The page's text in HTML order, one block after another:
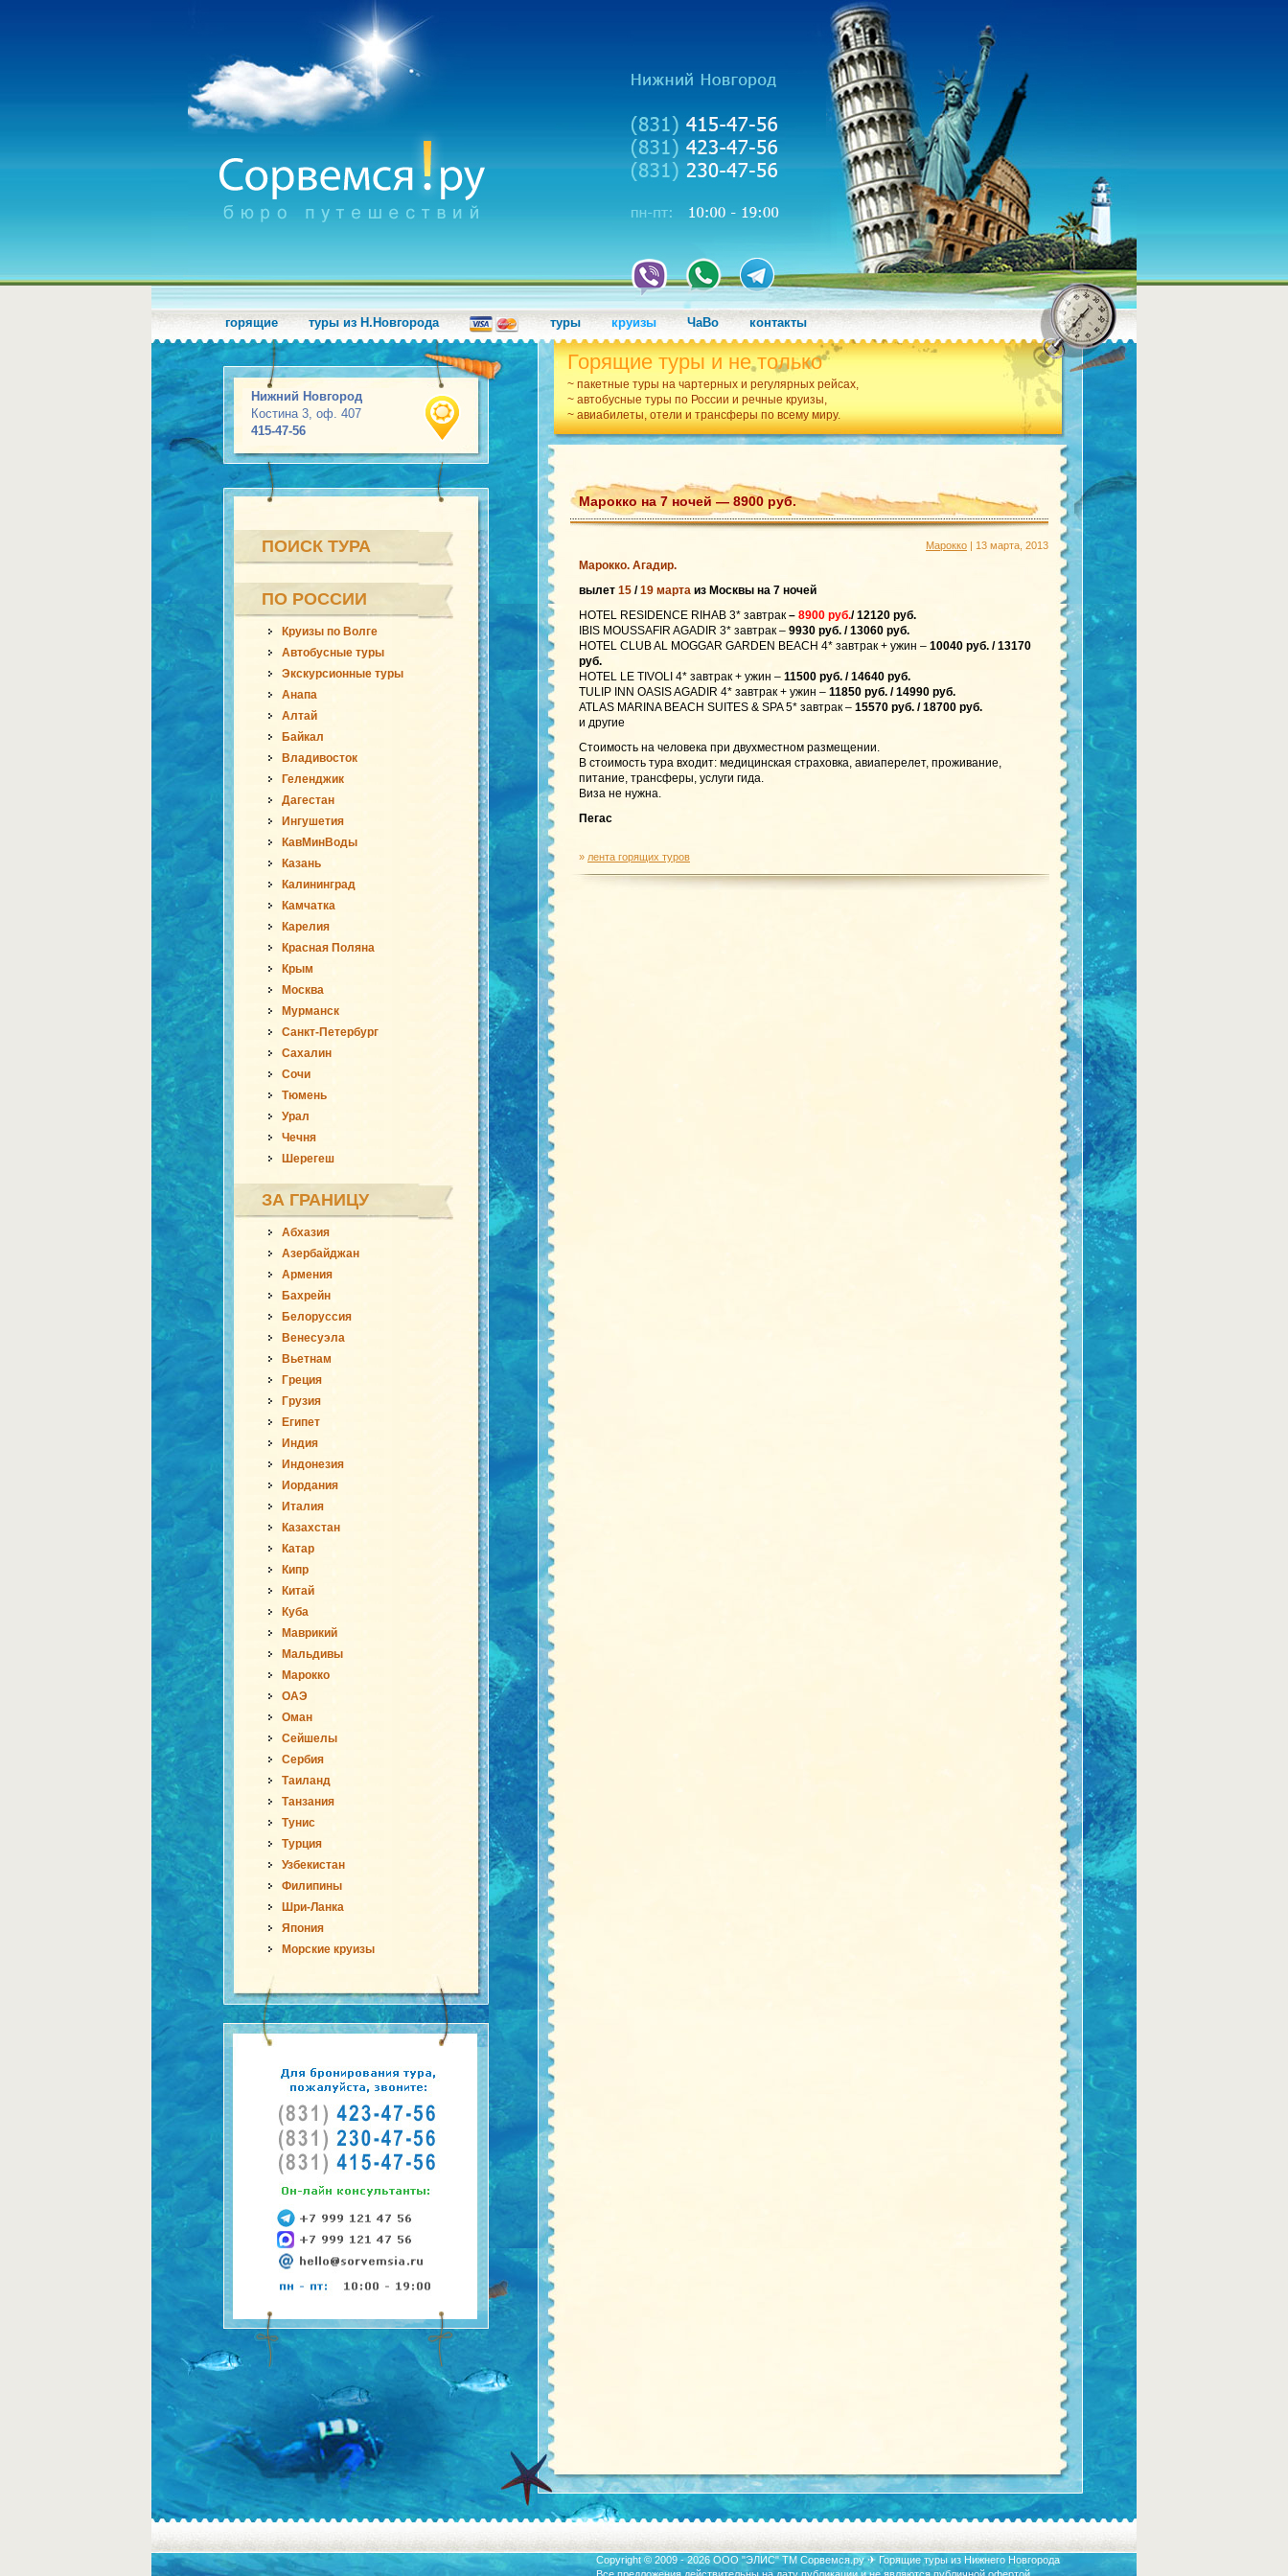
горящие туры из Н.Новгорода туры круизы ЧаВо контакты
Нижний Новгород
Костина 3, оф. 407
415-47-56
Горящие туры и не только
~ пакетные туры на чартерных и регулярных рейсах,
~ автобусные туры по России и речные круизы,
~ авиабилеты, отели и трансферы по всему миру.
ПОИСК ТУРА
ПО РОССИИ
Круизы по Волге
Автобусные туры
Экскурсионные туры
Анапа
Алтай
Байкал
Владивосток
Геленджик
Дагестан
Ингушетия
КавМинВоды
Казань
Калининград
Камчатка
Карелия
Красная Поляна
Крым
Москва
Мурманск
Санкт-Петербург
Сахалин
Сочи
Тюмень
Урал
Чечня
Шерегеш
ЗА ГРАНИЦУ
Абхазия
Азербайджан
Армения
Бахрейн
Белоруссия
Венесуэла
Вьетнам
Греция
Грузия
Египет
Индия
Индонезия
Иордания
Италия
Казахстан
Катар
Кипр
Китай
Куба
Маврикий
Мальдивы
Марокко
ОАЭ
Оман
Сейшелы
Сербия
Таиланд
Танзания
Тунис
Турция
Узбекистан
Филипины
Шри-Ланка
Япония
Морские круизы
Марокко на 7 ночей — 8900 руб.
Марокко | 13 марта, 2013
Марокко. Агадир.
вылет 15 /19 марта из Москвы на 7 ночей
HOTEL RESIDENCE RIHAB 3* завтрак – 8900 руб./ 12120 руб.
IBIS MOUSSAFIR AGADIR 3* завтрак – 9930 руб. / 13060 руб.
HOTEL CLUB AL MOGGAR GARDEN BEACH 4* завтрак + ужин – 10040 руб. / 13170
руб.
HOTEL LE TIVOLI 4* завтрак + ужин – 11500 руб. / 14640 руб.
TULIP INN OASIS AGADIR 4* завтрак + ужин – 11850 руб. / 14990 руб.
ATLAS MARINA BEACH SUITES & SPA 5* завтрак – 15570 руб. / 18700 руб.
и другие
Стоимость на человека при двухместном размещении.
В стоимость тура входит: медицинская страховка, авиаперелет, проживание,
питание, трансферы, услуги гида.
Виза не нужна.
Пегас
» лента горящих туров
Copyright © 2009 - 2026 ООО "ЭЛИС" ТМ Сорвемся.ру ✈ Горящие туры из Нижнего Новгорода